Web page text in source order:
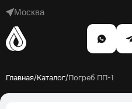
Москва
Главная/Каталог/Погреб ПП-1